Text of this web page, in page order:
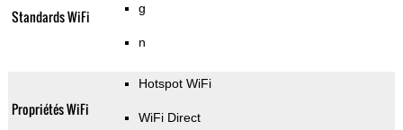
Standards WiFi g
n
Propriétés WiFi
Hotspot WiFi
WiFi Direct